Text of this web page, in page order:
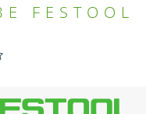
FESTOOL